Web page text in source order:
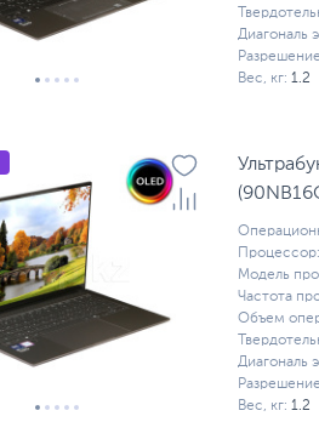
Диагональ
Вес, кг: 1.2
Процессор:
Модель
Частота
Объем
Диагональ
Вес, кг: 1.2